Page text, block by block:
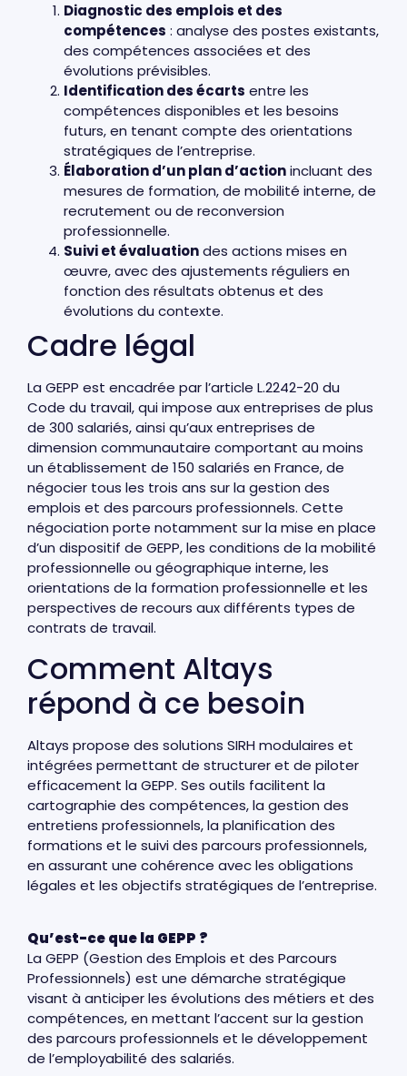
Diagnostic des emplois et des
compétences : analyse des postes existants,
des compétences associées et des
évolutions prévisibles.
Identification des écarts entre les
compétences disponibles et les besoins
futurs, en tenant compte des orientations
stratégiques de l’entreprise.
Élaboration d’un plan d’actionincluant des
mesures de formation, de mobilité interne, de
recrutement ou de reconversion
professionnelle.
Suivi et évaluationdes actions mises en
œuvre, avec des ajustements réguliers en
fonction des résultats obtenus et des
évolutions du contexte.
Cadre légal
La GEPP est encadrée par l’article L.2242-20 du
Code du travail, qui impose aux entreprises de plus
de 300 salariés, ainsi qu’aux entreprises de
dimension communautaire comportant au moins
un établissement de 150 salariés en France, de
négocier tous les trois ans sur la gestion des
emplois et des parcours professionnels. Cette
négociation porte notamment sur la mise en place
d’un dispositif de GEPP, les conditions de la mobilité
professionnelle ou géographique interne, les
orientations de la formation professionnelle et les
perspectives de recours aux différents types de
contrats de travail.
Comment Altays
répond à ce besoin
Altays propose des solutions SIRH modulaires et
intégrées permettant de structurer et de piloter
efficacement la GEPP. Ses outils facilitent la
cartographie des compétences, la gestion des
entretiens professionnels, la planification des
formations et le suivi des parcours professionnels,
en assurant une cohérence avec les obligations
légales et les objectifs stratégiques de l’entreprise.
Qu’est-ce que la GEPP ?
La GEPP (Gestion des Emplois et des Parcours
Professionnels) est une démarche stratégique
visant à anticiper les évolutions des métiers et des
compétences, en mettant l’accent sur la gestion
des parcours professionnels et le développement
de l’employabilité des salariés.